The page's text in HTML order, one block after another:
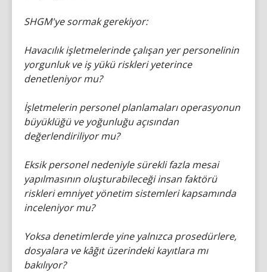
SHGM'ye sormak gerekiyor:
Havacılık işletmelerinde çalışan yer personelinin
yorgunluk ve iş yükü riskleri yeterince
denetleniyor mu?
İşletmelerin personel planlamaları operasyonun
büyüklüğü ve yoğunluğu açısından
değerlendiriliyor mu?
Eksik personel nedeniyle sürekli fazla mesai
yapılmasının oluşturabileceği insan faktörü
riskleri emniyet yönetim sistemleri kapsamında
inceleniyor mu?
Yoksa denetimlerde yine yalnızca prosedürlere,
dosyalara ve kâğıt üzerindeki kayıtlara mı
bakılıyor?